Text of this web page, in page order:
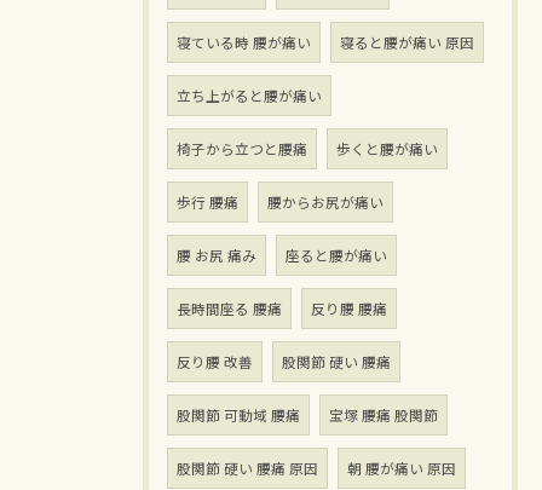
寝ている時 腰が痛い 寝ると腰が痛い 原因
立ち上がると腰が痛い
椅子から立つと腰痛 歩くと腰が痛い
歩行 腰痛 腰からお尻が痛い
腰 お尻 痛み 座ると腰が痛い
長時間座る 腰痛 反り腰 腰痛
反り腰 改善 股関節 硬い 腰痛
股関節 可動域 腰痛 宝塚 腰痛 股関節
股関節 硬い 腰痛 原因 朝 腰が痛い 原因